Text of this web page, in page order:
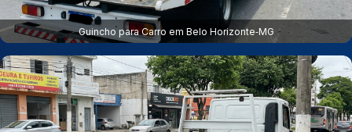
Guincho para Carro em Belo Horizonte‑MG